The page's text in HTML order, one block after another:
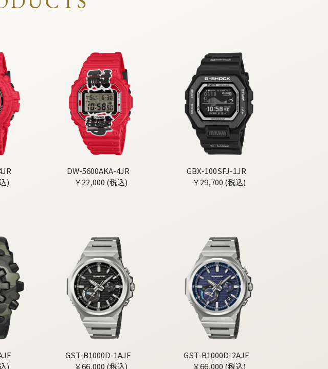
)
DW-5600AKA-4JR
￥22,000 (税込)
GBX-100SFJ-1JR
￥29,700 (税込)
)
GST-B1000D-1AJF
￥66,000 (税込)
GST-B1000D-2AJF
￥66,000 (税込)